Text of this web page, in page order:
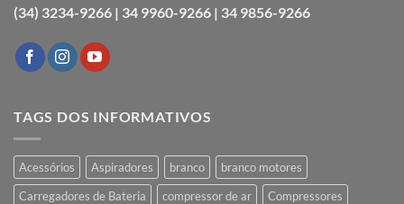
(34) 3234-9266 | 34 9960-9266 | 34 9856-9266
TAGS DOS INFORMATIVOS
Acessórios Aspiradores branco
branco motores
Carregadores de Bateria
compressor de ar
Compressores